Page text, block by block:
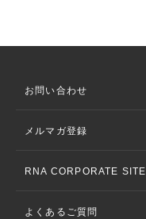
お問い合わせ
メルマガ登録
RNA CORPORATE SITE
よくあるご質問